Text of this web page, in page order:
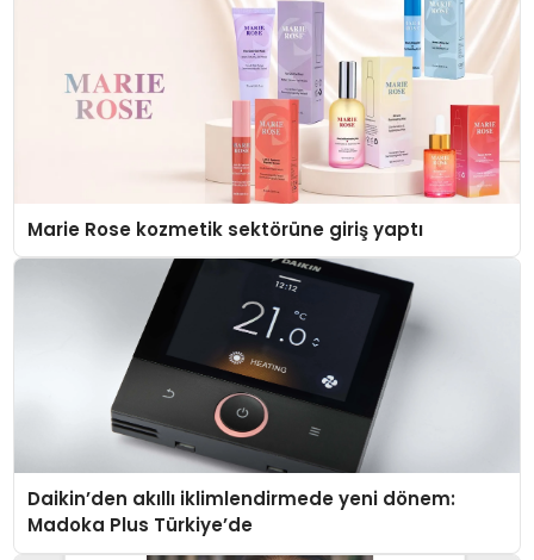
Marie Rose kozmetik sektörüne giriş yaptı
Daikin’den akıllı iklimlendirmede yeni dönem:
Madoka Plus Türkiye’de